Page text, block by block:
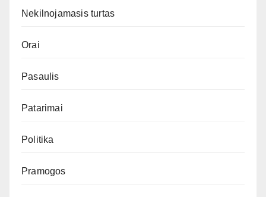
Nekilnojamasis turtas
Orai
Pasaulis
Patarimai
Politika
Pramogos